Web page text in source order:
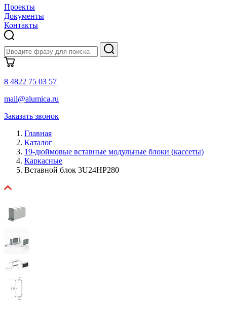
Проекты
Документы
Контакты
8 4822 75 03 57
mail@alumica.ru
Заказать звонок
Главная
Каталог
19-дюймовые вставные модульные блоки (кассеты)
Каркасные
Вставной блок 3U24HP280